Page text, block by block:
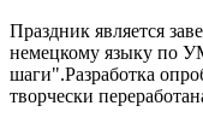
Праздник является
немецкому языку по
шаги".Разработка
творчески